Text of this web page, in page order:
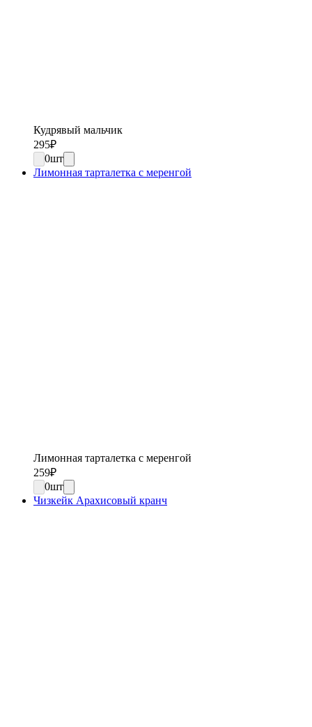
Кудрявый мальчик
295₽
0шт
Лимонная тарталетка с меренгой
Лимонная тарталетка с меренгой
259₽
0шт
Чизкейк Арахисовый кранч